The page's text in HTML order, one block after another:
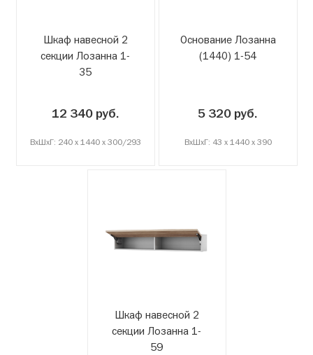
Шкаф навесной 2
секции Лозанна 1-
35
12 340 руб.
ВxШxГ: 240 x 1440 x 300/293
Основание Лозанна
(1440) 1-54
5 320 руб.
ВxШxГ: 43 x 1440 x 390
Шкаф навесной 2
секции Лозанна 1-
59